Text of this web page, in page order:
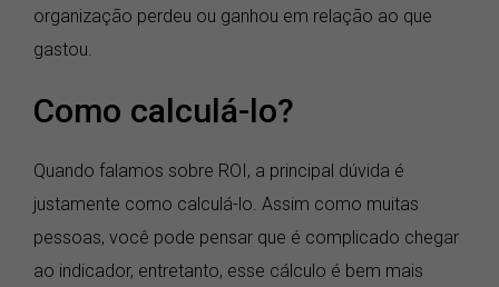
organização perdeu ou ganhou em relação ao que
gastou.
Como calculá-lo?
Quando falamos sobre ROI, a principal dúvida é
justamente como calculá-lo. Assim como muitas
pessoas, você pode pensar que é complicado chegar
ao indicador, entretanto, esse cálculo é bem mais